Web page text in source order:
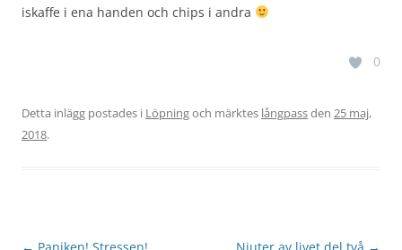
iskaffe i ena handen och chips i andra
0
Detta inlägg postades i Löpningoch märktes långpassden 25 maj,
2018.